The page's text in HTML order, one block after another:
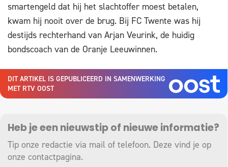
smartengeld dat hij het slachtoffer moest betalen,
kwam hij nooit over de brug. Bij FC Twente was hij
destijds rechterhand van Arjan Veurink, de huidig
bondscoach van de Oranje Leeuwinnen.
DIT ARTIKEL IS GEPUBLICEERD IN SAMENWERKING
MET RTV OOST
Heb je een nieuwstip of nieuwe informatie?
Tip onze redactie via mail of telefoon. Deze vind je op
onze contactpagina.